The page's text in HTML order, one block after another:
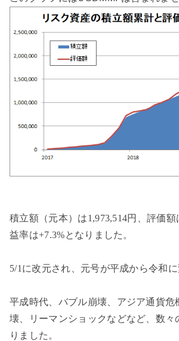
積立額（元本）は1,973,514円、評価額
益率は+7.3%となりました。
5/1に改元され、元号が平成から令和に
平成時代、バブル崩壊、アジア通貨危
壊、リーマンショックなどなど、数々
りました。